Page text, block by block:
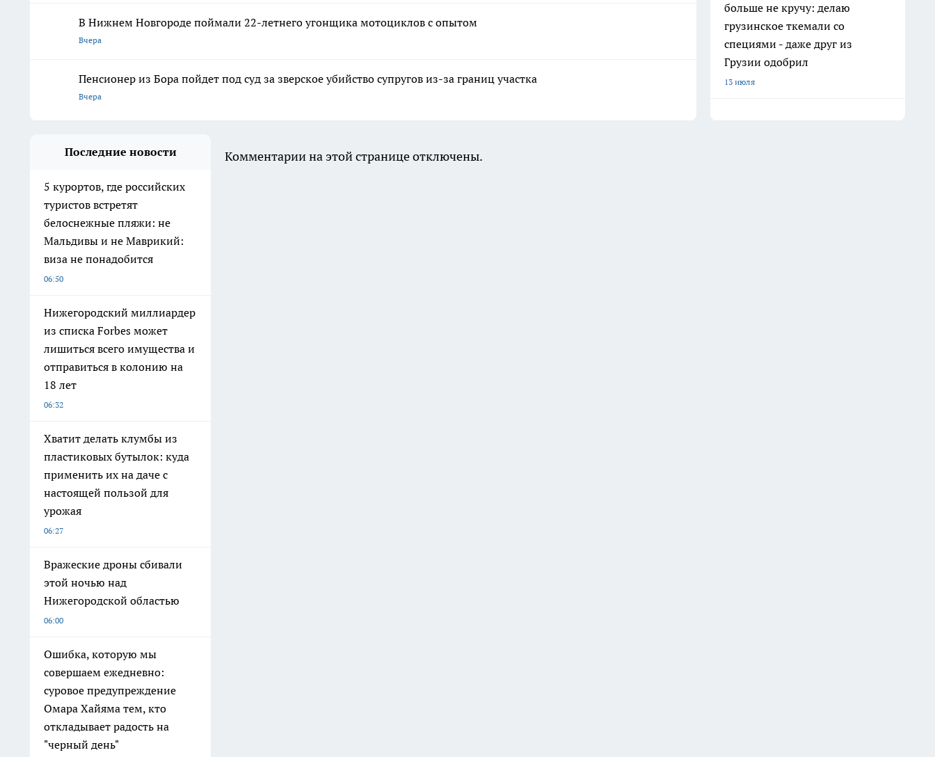
В Нижнем Новгороде поймали 22-летнего угонщика мотоциклов с опытом
Вчера
Пенсионер из Бора пойдет под суд за зверское убийство супругов из-за границ участка
Вчера
больше не кручу: делаю
грузинское ткемали со
специями - даже друг из
Грузии одобрил
13 июля
Последние новости
5 курортов, где российских
туристов встретят
белоснежные пляжи: не
Мальдивы и не Маврикий:
виза не понадобится
06:50
Нижегородский миллиардер
из списка Forbes может
лишиться всего имущества и
отправиться в колонию на
18 лет
06:32
Хватит делать клумбы из
пластиковых бутылок: куда
применить их на даче с
настоящей пользой для
урожая
06:27
Вражеские дроны сбивали
этой ночью над
Нижегородской областью
06:00
Ошибка, которую мы
совершаем ежедневно:
суровое предупреждение
Омара Хайяма тем, кто
откладывает радость на
"черный день"
Комментарии на этой странице отключены.